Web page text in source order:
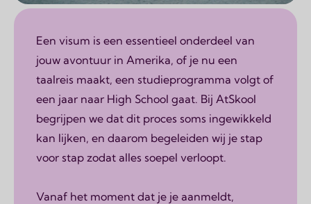
Page content
Een visum is een essentieel onderdeel van
jouw avontuur in Amerika, of je nu een
taalreis maakt, een studieprogramma volgt of
een jaar naar High School gaat. Bij AtSkool
begrijpen we dat dit proces soms ingewikkeld
kan lijken, en daarom begeleiden wij je stap
voor stap zodat alles soepel verloopt.
Vanaf het moment dat je je aanmeldt,